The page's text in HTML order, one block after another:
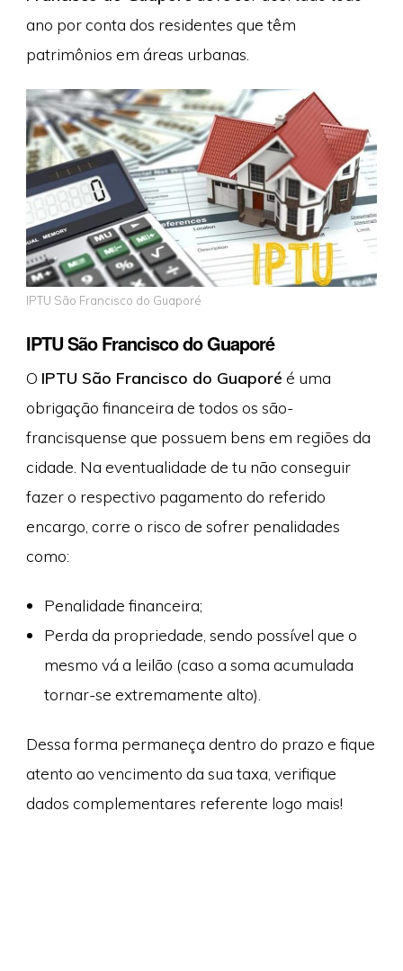
ano por conta dos residentes que têm
patrimônios em áreas urbanas.
IPTU São Francisco do Guaporé
IPTU São Francisco do Guaporé
O IPTU São Francisco do Guaporé é uma
obrigação financeira de todos os são-
francisquense que possuem bens em regiões da
cidade. Na eventualidade de tu não conseguir
fazer o respectivo pagamento do referido
encargo, corre o risco de sofrer penalidades
como:
Penalidade financeira;
Perda da propriedade, sendo possível que o
mesmo vá a leilão (caso a soma acumulada
tornar-se extremamente alto).
Dessa forma permaneça dentro do prazo e fique
atento ao vencimento da sua taxa, verifique
dados complementares referente logo mais!